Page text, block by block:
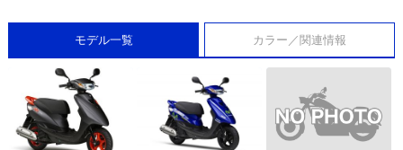
モデル一覧 カラー／関連情報